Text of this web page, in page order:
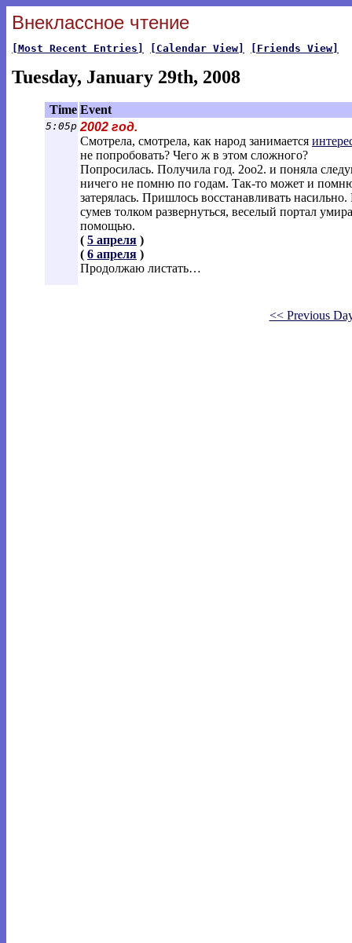
Внеклассное чтение
[Most Recent Entries] [Calendar View] [Friends View]
Tuesday, January 29th, 2008
Time Event
5:05p 2002 год.
Смотрела, смотрела, как народ занимается
не попробовать? Чего ж в этом сложного?
Попросилась. Получила год. 2оо2. и поняла
ничего не помню по годам. Так-то может и
затерялась. Пришлось восстанавливать
сумев толком развернуться, веселый портал
помощью.
( 5 апреля )
( 6 апреля )
Продолжаю листать…
<< Previous